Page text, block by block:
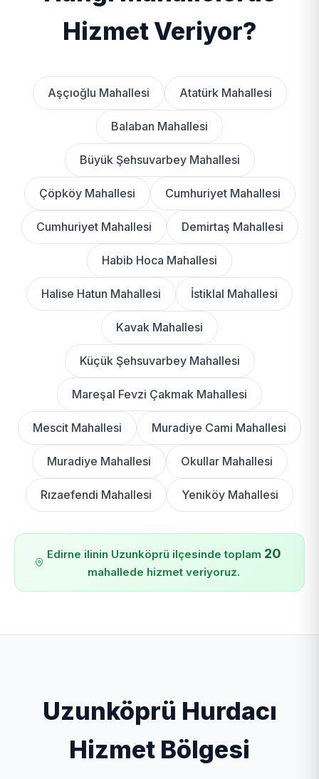
Hizmet Veriyor?
Aşçıoğlu Mahallesi Atatürk Mahallesi
Balaban Mahallesi
Büyük Şehsuvarbey Mahallesi
Çöpköy Mahallesi Cumhuriyet Mahallesi
Cumhuriyet Mahallesi Demirtaş Mahallesi
Habib Hoca Mahallesi
Halise Hatun Mahallesi İstiklal Mahallesi
Kavak Mahallesi
Küçük Şehsuvarbey Mahallesi
Mareşal Fevzi Çakmak Mahallesi
Mescit Mahallesi Muradiye Cami Mahallesi
Muradiye Mahallesi Okullar Mahallesi
Rızaefendi Mahallesi Yeniköy Mahallesi
Edirne ilinin Uzunköprü ilçesinde toplam 20
mahallede hizmet veriyoruz.
Uzunköprü Hurdacı
Hizmet Bölgesi